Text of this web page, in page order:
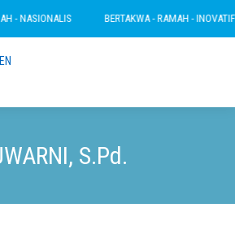
- NASIONALIS BERTAKWA - RAMAH - INOVATIF
S.Pd.